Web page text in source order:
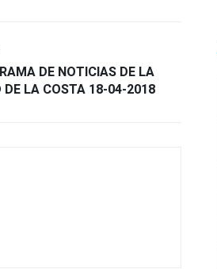
DE NOTICIAS DE LA
DE LA COSTA 18-04-2018